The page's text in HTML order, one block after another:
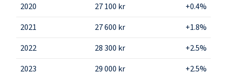
2020
27 100 kr
+0.4%
2021
27 600 kr
+1.8%
2022
28 300 kr
+2.5%
2023
29 000 kr
+2.5%